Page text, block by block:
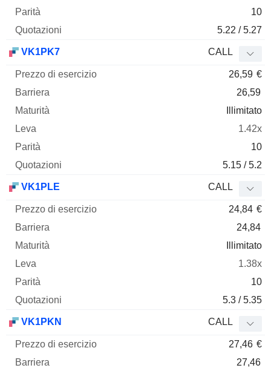
10
5.22 / 5.27
VK1PK7 CALL
26,59 €
26,59
Illimitato
1.42x
10
5.15 / 5.2
VK1PLE CALL
24,84 €
24,84
Illimitato
1.38x
10
5.3 / 5.35
VK1PKN CALL
27,46 €
27,46